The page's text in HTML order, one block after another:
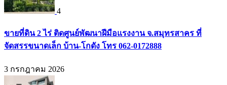
4
ขายที่ดิน 2 ไร่ ติดศูนย์พัฒนาฝีมือแรงงาน จ.สมุทรสาคร ที่
จัดสรรขนาดเล็ก บ้าน-โกดัง โทร 062-0172888
3 กรกฎาคม 2026